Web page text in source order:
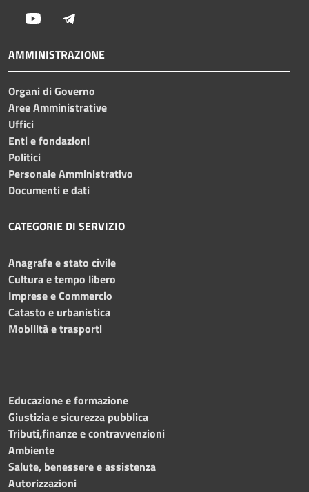
Youtube
AMMINISTRAZIONE
Organi di Governo
Aree Amministrative
Uffici
Enti e fondazioni
Politici
Personale Amministrativo
Documenti e dati
CATEGORIE DI SERVIZIO
Anagrafe e stato civile
Cultura e tempo libero
Imprese e Commercio
Catasto e urbanistica
Mobilità e trasporti
Educazione e formazione
Giustizia e sicurezza pubblica
Tributi,finanze e contravvenzioni
Ambiente
Salute, benessere e assistenza
Autorizzazioni